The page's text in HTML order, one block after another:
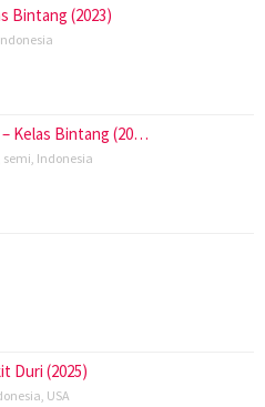
Bintang (2023)
Kelas Bintang (20…
semi Indonesia
Duri (2025)
USA